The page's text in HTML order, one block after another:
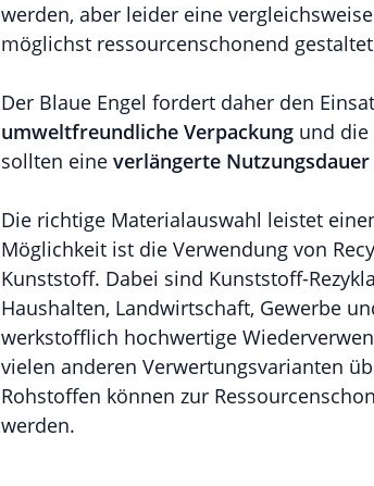
werden, aber leider eine
möglichst ressourcenschonend
Der Blaue Engel fordert daher den
umweltfreundliche Verpackung und die
sollten eine verlängerte Nutzungsdauer
Die richtige Materialauswahl leistet
Möglichkeit ist die Verwendung von
Kunststoff. Dabei sind Kunststoff-
Haushalten, Landwirtschaft, Gewerbe
werkstofflich hochwertige
vielen anderen Verwertungsvarianten
Rohstoffen können zur
werden.